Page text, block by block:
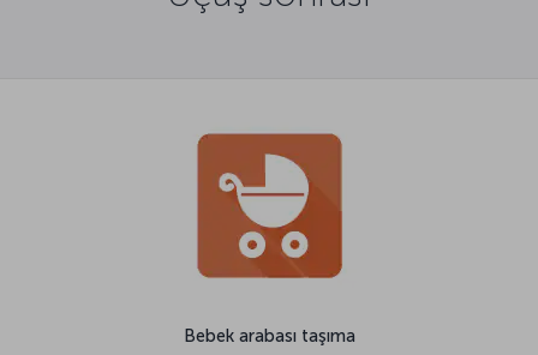
Bebek arabası taşıma